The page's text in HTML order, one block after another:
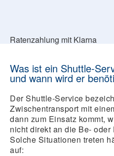
Ratenzahlung mit Klarna
Was ist ein Shuttle-
und wann wird er
Der Shuttle-Service
Zwischentransport mit
dann zum Einsatz kommt,
nicht direkt an die Be-
Solche Situationen treten
auf: